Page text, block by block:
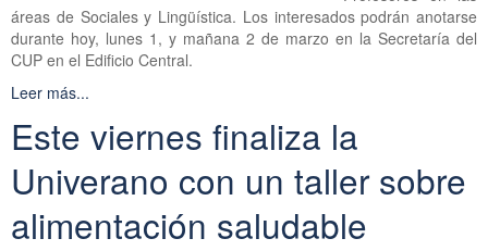
áreas de Sociales y Lingüística. Los interesados podrán anotarse
durante hoy, lunes 1, y mañana 2 de marzo en la Secretaría del
CUP en el Edificio Central.
Leer más...
Este viernes finaliza la
Univerano con un taller sobre
alimentación saludable